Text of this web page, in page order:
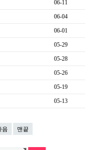
06-11
06-04
06-01
05-29
05-28
05-26
05-19
05-13
음 맨끝